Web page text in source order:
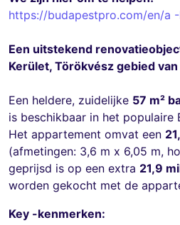
https://budapestpro.com/en/a
Een uitstekend
Kerület, Törökvész gebied van
Een heldere, zuidelijke 57 m²
is beschikbaar in het populaire
Het appartement omvat een
(afmetingen: 3,6 m x 6,05 m,
geprijsd is op een extra 21,9
worden gekocht met de
Key -kenmerken: